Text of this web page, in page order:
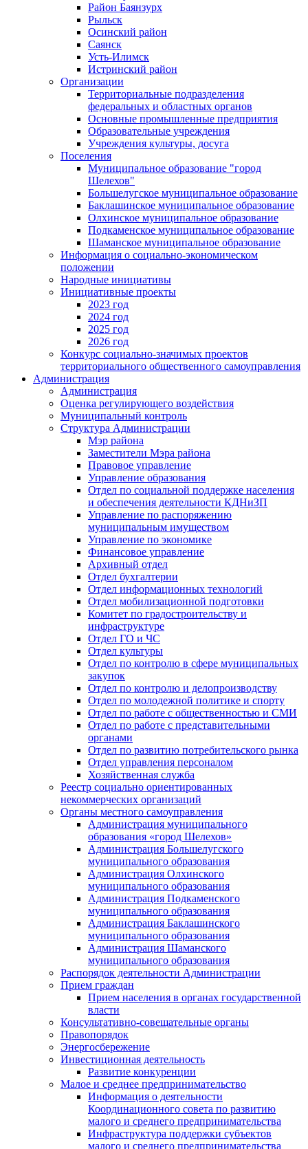
Район Баянзурх
Рыльск
Осинский район
Саянск
Усть-Илимск
Истринский район
Организации
Территориальные подразделения
федеральных и областных органов
Основные промышленные предприятия
Образовательные учреждения
Учреждения культуры, досуга
Поселения
Муниципальное образование "город
Шелехов"
Большелугское муниципальное образование
Баклашинское муниципальное образование
Олхинское муниципальное образование
Подкаменское муниципальное образование
Шаманское муниципальное образование
Информация о социально-экономическом
положении
Народные инициативы
Инициативные проекты
2023 год
2024 год
2025 год
2026 год
Конкурс социально-значимых проектов
территориального общественного самоуправления
Администрация
Администрация
Оценка регулирующего воздействия
Муниципальный контроль
Структура Администрации
Мэр района
Заместители Мэра района
Правовое управление
Управление образования
Отдел по социальной поддержке населения
и обеспечения деятельности КДНиЗП
Управление по распоряжению
муниципальным имуществом
Управление по экономике
Финансовое управление
Архивный отдел
Отдел бухгалтерии
Отдел информационных технологий
Отдел мобилизационной подготовки
Комитет по градостроительству и
инфраструктуре
Отдел ГО и ЧС
Отдел культуры
Отдел по контролю в сфере муниципальных
закупок
Отдел по контролю и делопроизводству
Отдел по молодежной политике и спорту
Отдел по работе с общественностью и СМИ
Отдел по работе с представительными
органами
Отдел по развитию потребительского рынка
Отдел управления персоналом
Хозяйственная служба
Реестр социально ориентированных
некоммерческих организаций
Органы местного самоуправления
Администрация муниципального
образования «город Шелехов»
Администрация Большелугского
муниципального образования
Администрация Олхинского
муниципального образования
Администрация Подкаменского
муниципального образования
Администрация Баклашинского
муниципального образования
Администрация Шаманского
муниципального образования
Распорядок деятельности Администрации
Прием граждан
Прием населения в органах государственной
власти
Консультативно-совещательные органы
Правопорядок
Энергосбережение
Инвестиционная деятельность
Развитие конкуренции
Малое и среднее предпринимательство
Информация о деятельности
Координационного совета по развитию
малого и среднего предпринимательства
Инфраструктура поддержки субъектов
малого и среднего предпринимательства